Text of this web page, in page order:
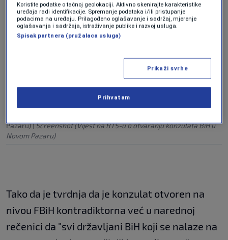
Pazaru)|Screenshot (Vijest na RTS-u o otvaranju konzulata BiH u
Novom Pazaru)
Tako da je tvrdnja da je konzulat otvoren na
nivou FBiH kontradiktorna već u narednoj
rečenici da "svi državljani BiH koji se nalaze na
Koristite podatke o tačnoj geolokaciji. Aktivno skenirajte karakteristike
uređaja radi identifikacije. Spremanje podataka i/ili pristupanje
podacima na uređaju. Prilagođeno oglašavanje i sadržaj, mjerenje
oglašavanja i sadržaja, istraživanje publike i razvoj usluga.
Spisak partnera (pružalaca usluga)
Prikaži svrhe
Prihvatam